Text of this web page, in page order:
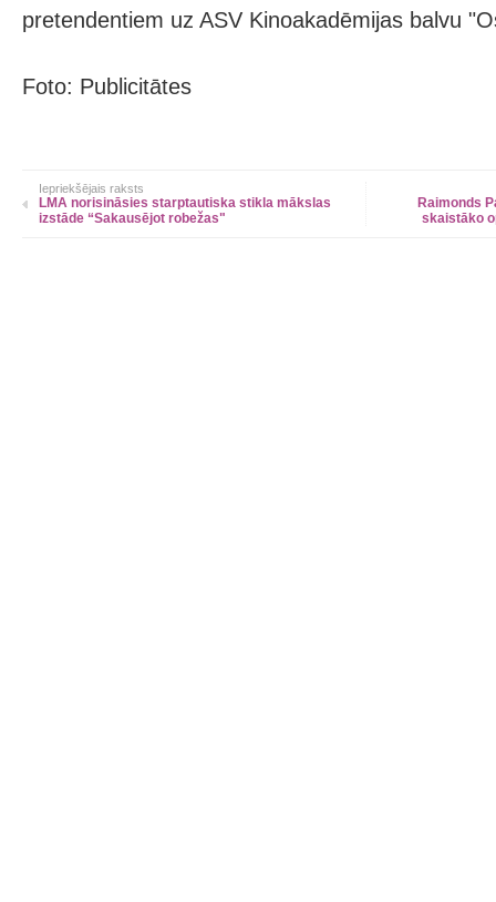
pretendentiem uz ASV Kinoakadēmijas balvu
Foto: Publicitātes
Iepriekšējais raksts
LMA norisināsies starptautiska stikla mākslas
izstāde “Sakausējot robežas"
Raimonds
skaistāko